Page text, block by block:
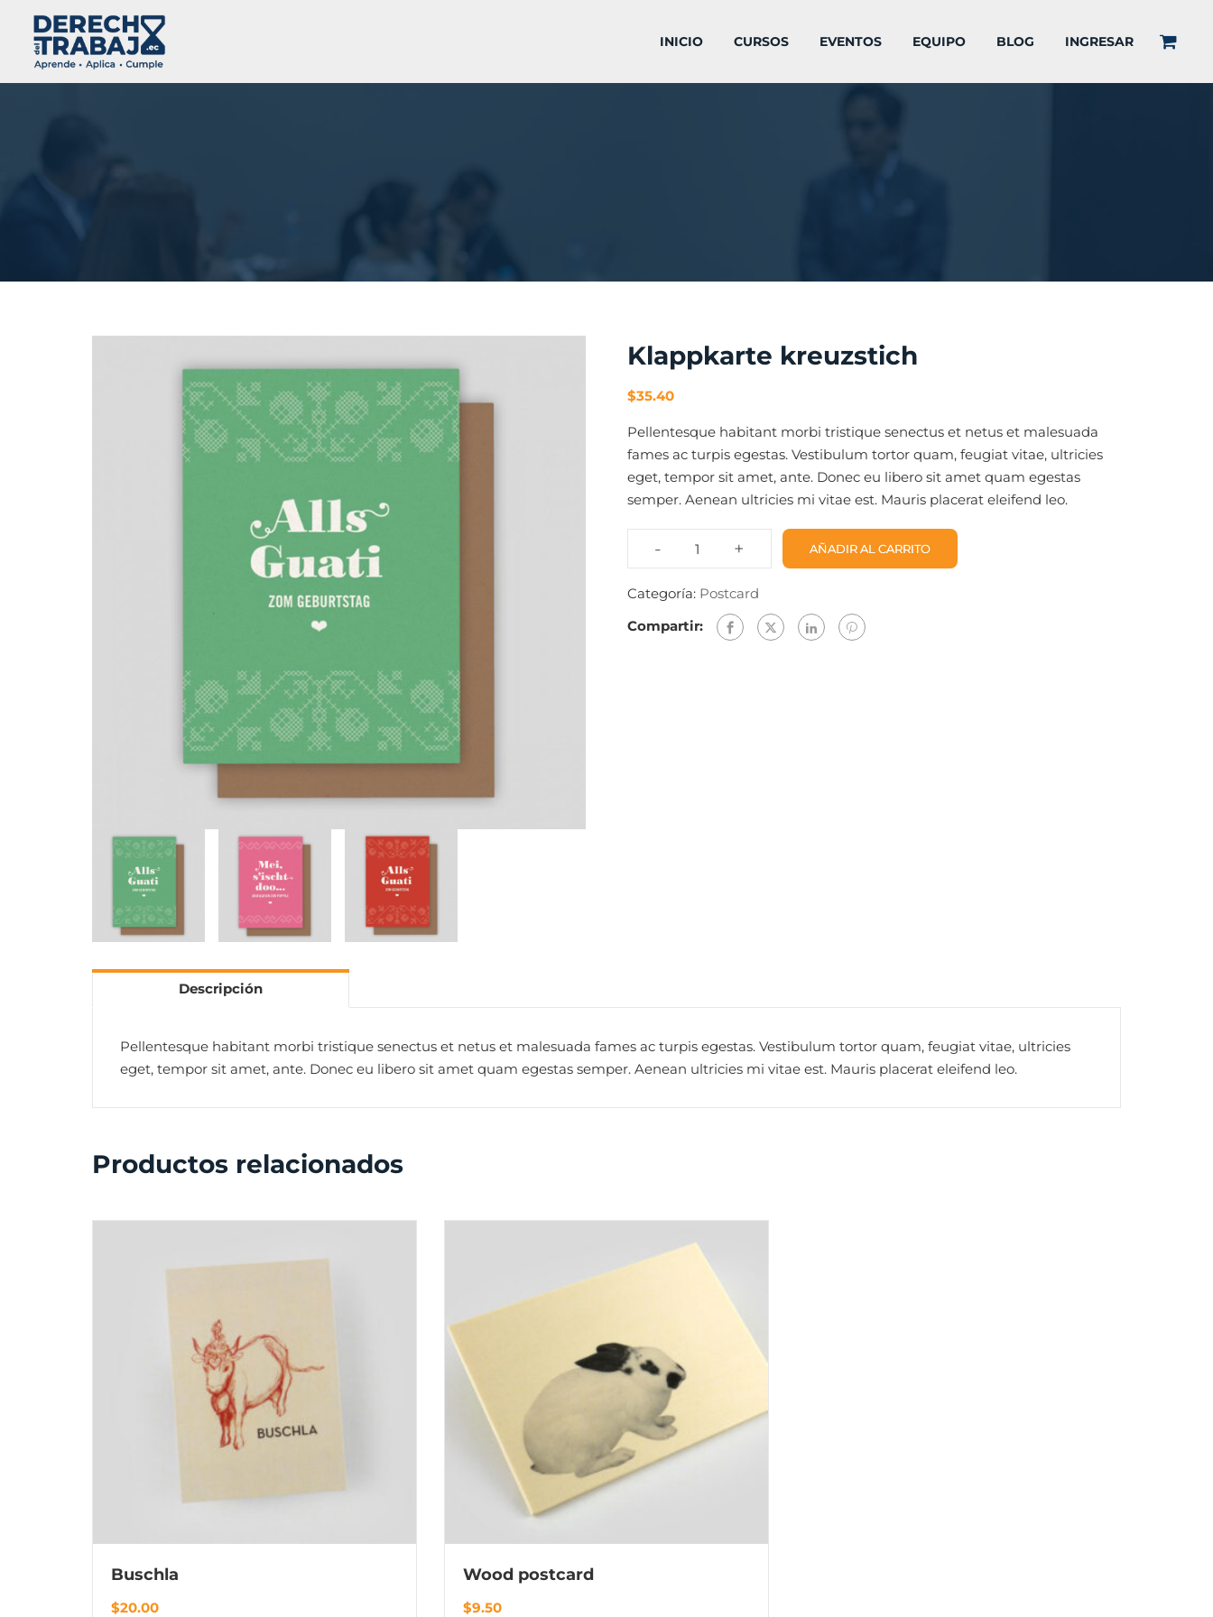
INICIO CURSOS EVENTOS EQUIPO BLOG INGRESAR
Klappkarte kreuzstich
$35.40
Pellentesque habitant morbi tristique senectus et netus et malesuada
fames ac turpis egestas. Vestibulum tortor quam, feugiat vitae, ultricies
eget, tempor sit amet, ante. Donec eu libero sit amet quam egestas
semper. Aenean ultricies mi vitae est. Mauris placerat eleifend leo.
-
Klappkarte
cantidad
+ AÑADIR AL CARRITO
Categoría: Postcard
Compartir:
Descripción
Pellentesque habitant morbi tristique senectus et netus et malesuada fames ac turpis egestas. Vestibulum tortor quam, feugiat vitae, ultricies
eget, tempor sit amet, ante. Donec eu libero sit amet quam egestas semper. Aenean ultricies mi vitae est. Mauris placerat eleifend leo.
Productos relacionados
Buschla
$20.00
Wood postcard
$9.50